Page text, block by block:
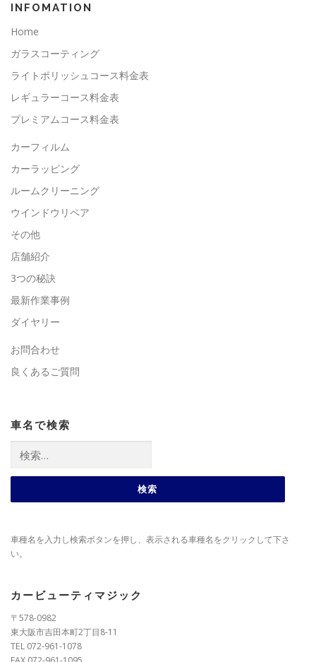
INFOMATION
Home
ガラスコーティング
ライトポリッシュコース料金表
レギュラーコース料金表
プレミアムコース料金表
カーフィルム
カーラッピング
ルームクリーニング
ウインドウリペア
その他
店舗紹介
3つの秘訣
最新作業事例
ダイヤリー
お問合わせ
良くあるご質問
車名で検索
索:
車種名を入力し検索ボタンを押し、表示される車種名をクリックして下さ
い。
カービューティマジック
〒578-0982
東大阪市吉田本町2丁目8-11
TEL 072-961-1078